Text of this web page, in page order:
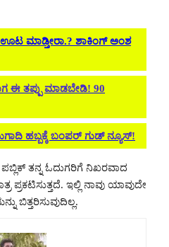
ಮಾಡ್ತೀರಾ.? ಶಾಕಿಂಗ್ ಅಂಶ
ಈ ತಪ್ಪು ಮಾಡಬೇಡಿ! 90
ಹಬ್ಬಕ್ಕೆ ಬಂಪರ್ ಗುಡ್ ನ್ಯೂಸ್!
ತನ್ನ ಓದುಗರಿಗೆ ನಿಖರವಾದ
ಪ್ರಕಟಿಸುತ್ತದೆ. ಇಲ್ಲಿ ನಾವು ಯಾವುದೇ
ಬಿತ್ತರಿಸುವುದಿಲ್ಲ.